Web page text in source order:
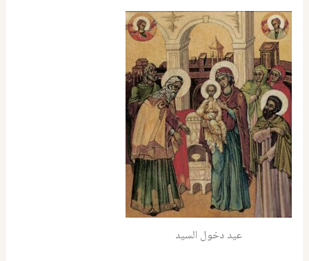
عيد دخول السيد